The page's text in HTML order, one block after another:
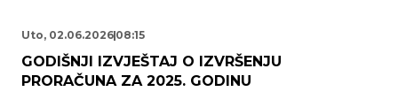
GODIŠNJI IZVJEŠTAJ O IZVRŠENJU
PRORAČUNA ZA 2025. GODINU
Uto, 02.06.2026 08:15